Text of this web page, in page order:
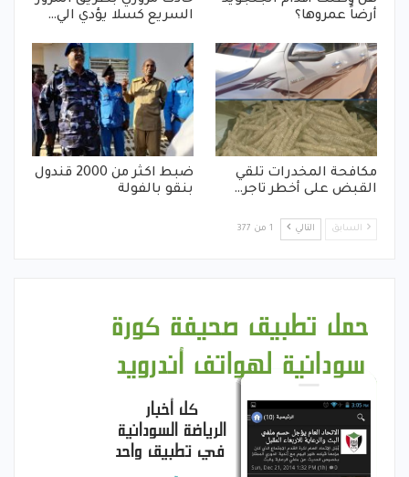
أرضاً عمروها؟
السريع كسلا يؤدي الي…
مكافحة المخدرات تلقي
القبض على أخطر تاجر…
ضبط اكثر من 2000 قندول
بنقو بالفولة
السابق التالي 1 من 377